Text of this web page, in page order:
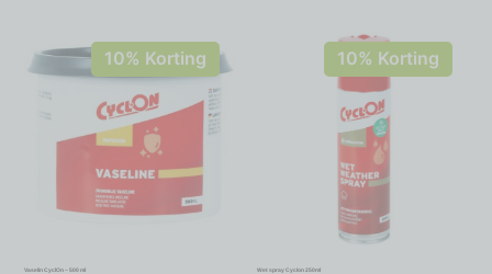
10% Korting
Vaselin CyclOn – 500 ml
10% Korting
Wet spray Cyclon 250ml